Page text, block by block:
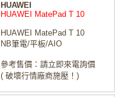
HUAWEI
HUAWEI MatePad T 10
HUAWEI MatePad T 10
NB筆電/平板/AIO
參考售價：請立即來電詢價
( 破壞行情廠商施壓！)